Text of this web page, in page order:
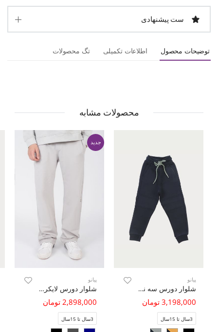
ست پیشنهادی
توضیحات محصول اطلاعات تکمیلی تگ محصولات
محصولات مشابه
پیانو
شلوار دورس سه نخ خار خورده (ست با 11110)
3,198,000 تومان
3سال تا 15سال
جدید
پیانو
شلوار دورس لایکرا فاقد جنسیت (ست با کد 11433)
2,898,000 تومان
3سال تا 15سال